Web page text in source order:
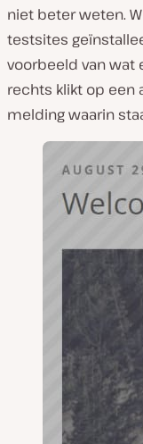
niet beter weten.
testsites
voorbeeld van wat
rechts klikt op een
melding waarin